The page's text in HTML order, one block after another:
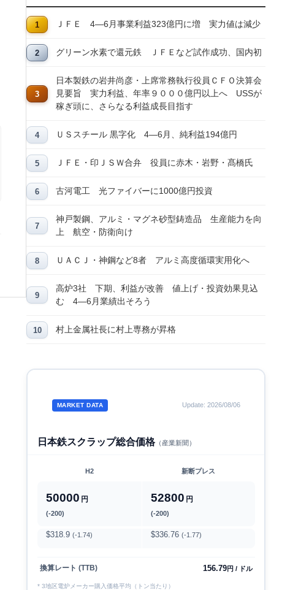
ＪＦＥ 4―6月事業利益323億円に増 実力値は減少
グリーン水素で還元鉄 ＪＦＥなど試作成功、国内初
日本製鉄の岩井尚彦・上席常務執行役員ＣＦＯ決算会
見要旨 実力利益、年率９０００億円以上へ USSが
稼ぎ頭に、さらなる利益成長目指す
ＵＳスチール 黒字化 4―6月、純利益194億円
ＪＦＥ・印ＪＳＷ合弁 役員に赤木・岩野・髙橋氏
古河電工 光ファイバーに1000億円投資
神戸製鋼、アルミ・マグネ砂型鋳造品 生産能力を向
上 航空・防衛向け
ＵＡＣＪ・神鋼など8者 アルミ高度循環実用化へ
高炉3社 下期、利益が改善 値上げ・投資効果見込
む 4―6月業績出そろう
村上金属社長に村上専務が昇格
MARKET DATA Update: 2026/08/06
日本鉄スクラップ総合価格（産業新聞）
H2 新断プレス
50000 円
(-200)
52800 円
(-200)
$318.9 (-1.74) $336.76 (-1.77)
換算レート (TTB) 156.79円 / ドル
* 3地区電炉メーカー購入価格平均（トン当たり）